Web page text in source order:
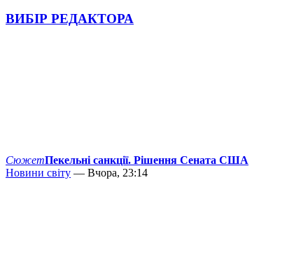
ВИБІР РЕДАКТОРА
СюжетПекельні санкції. Рішення Сената США
Новини світу — Вчора, 23:14